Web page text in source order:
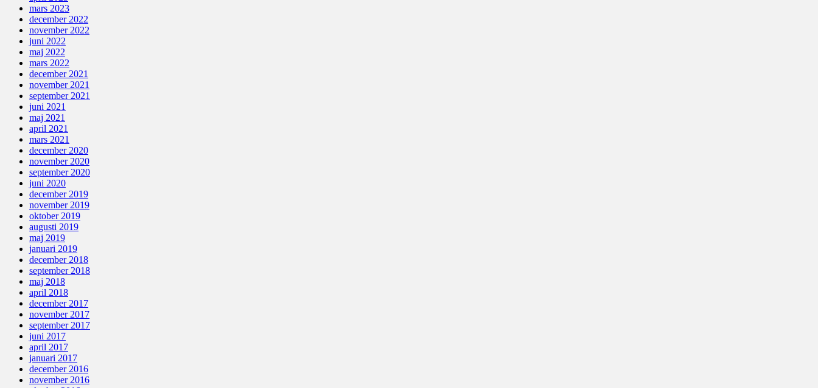
mars 2023
december 2022
november 2022
juni 2022
maj 2022
mars 2022
december 2021
november 2021
september 2021
juni 2021
maj 2021
april 2021
mars 2021
december 2020
november 2020
september 2020
juni 2020
december 2019
november 2019
oktober 2019
augusti 2019
maj 2019
januari 2019
december 2018
september 2018
maj 2018
april 2018
december 2017
november 2017
september 2017
juni 2017
april 2017
januari 2017
december 2016
november 2016